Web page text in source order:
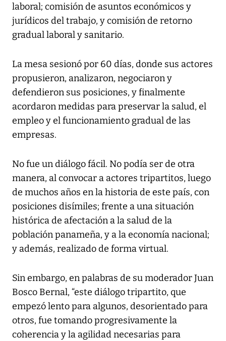
laboral; comisión de asuntos económicos y
jurídicos del trabajo, y comisión de retorno
gradual laboral y sanitario.
La mesa sesionó por 60 días, donde sus actores
propusieron, analizaron, negociaron y
defendieron sus posiciones, y finalmente
acordaron medidas para preservar la salud, el
empleo y el funcionamiento gradual de las
empresas.
No fue un diálogo fácil. No podía ser de otra
manera, al convocar a actores tripartitos, luego
de muchos años en la historia de este país, con
posiciones disímiles; frente a una situación
histórica de afectación a la salud de la
población panameña, y a la economía nacional;
y además, realizado de forma virtual.
Sin embargo, en palabras de su moderador Juan
Bosco Bernal, “este diálogo tripartito, que
empezó lento para algunos, desorientado para
otros, fue tomando progresivamente la
coherencia y la agilidad necesarias para